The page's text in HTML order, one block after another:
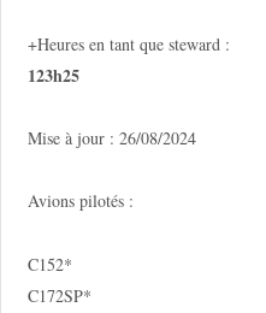
+Heures en tant que steward :
123h25
Mise à jour : 26/08/2024
Avions pilotés :
C152*
C172SP*